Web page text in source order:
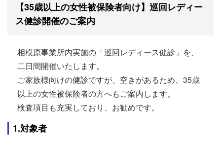
【35歳以上の女性被保険者向け】巡回レディー
ス健診開催のご案内
相模原事業所内実施の「巡回レディース健診」を、
二日間開催いたします。
ご家族様向けの健診ですが、空きがあるため、35歳
以上の女性被保険者の方へもご案内します。
検査項目も充実しており、お勧めです。
1.対象者